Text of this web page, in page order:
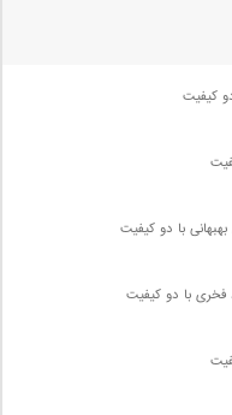
کیفیت
بهبهانی با دو کیفیت
فخری با دو کیفیت